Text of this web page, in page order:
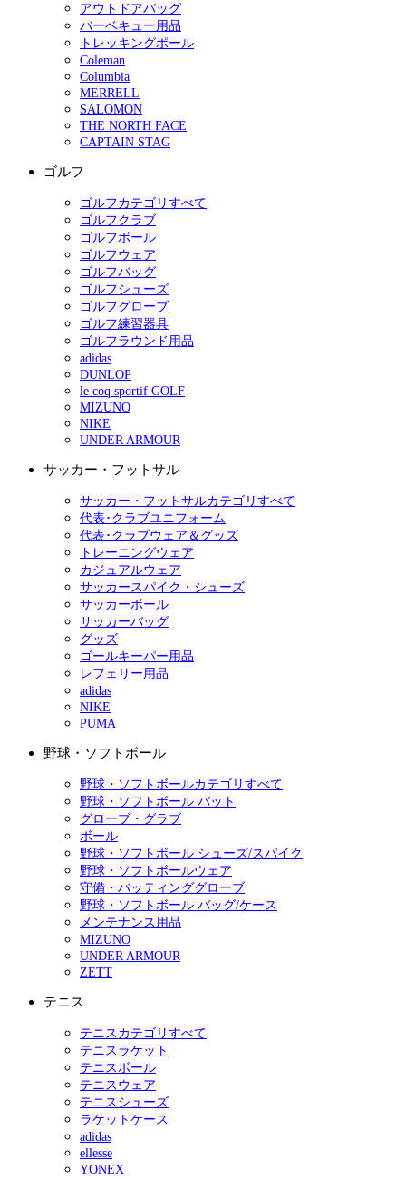
アウトドアバッグ
バーベキュー用品
トレッキングポール
Coleman
Columbia
MERRELL
SALOMON
THE NORTH FACE
CAPTAIN STAG
ゴルフ
ゴルフカテゴリすべて
ゴルフクラブ
ゴルフボール
ゴルフウェア
ゴルフバッグ
ゴルフシューズ
ゴルフグローブ
ゴルフ練習器具
ゴルフラウンド用品
adidas
DUNLOP
le coq sportif GOLF
MIZUNO
NIKE
UNDER ARMOUR
サッカー・フットサル
サッカー・フットサルカテゴリすべて
代表･クラブユニフォーム
代表･クラブウェア＆グッズ
トレーニングウェア
カジュアルウェア
サッカースパイク・シューズ
サッカーボール
サッカーバッグ
グッズ
ゴールキーパー用品
レフェリー用品
adidas
NIKE
PUMA
野球・ソフトボール
野球・ソフトボールカテゴリすべて
野球・ソフトボール バット
グローブ・グラブ
ボール
野球・ソフトボール シューズ/スパイク
野球・ソフトボールウェア
守備・バッティンググローブ
野球・ソフトボール バッグ/ケース
メンテナンス用品
MIZUNO
UNDER ARMOUR
ZETT
テニス
テニスカテゴリすべて
テニスラケット
テニスボール
テニスウェア
テニスシューズ
ラケットケース
adidas
ellesse
YONEX